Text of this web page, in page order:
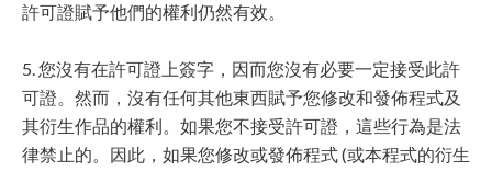
許可證賦予他們的權利仍然有效。
5. 您沒有在許可證上簽字，因而您沒有必要一定接受此許
可證。然而，沒有任何其他東西賦予您修改和發佈程式及
其衍生作品的權利。如果您不接受許可證，這些行為是法
律禁止的。因此，如果您修改或發佈程式 (或本程式的衍生